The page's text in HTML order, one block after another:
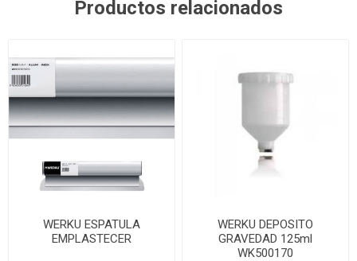
Productos relacionados
WERKU ESPATULA
EMPLASTECER
WERKU DEPOSITO
GRAVEDAD 125ml
WK500170